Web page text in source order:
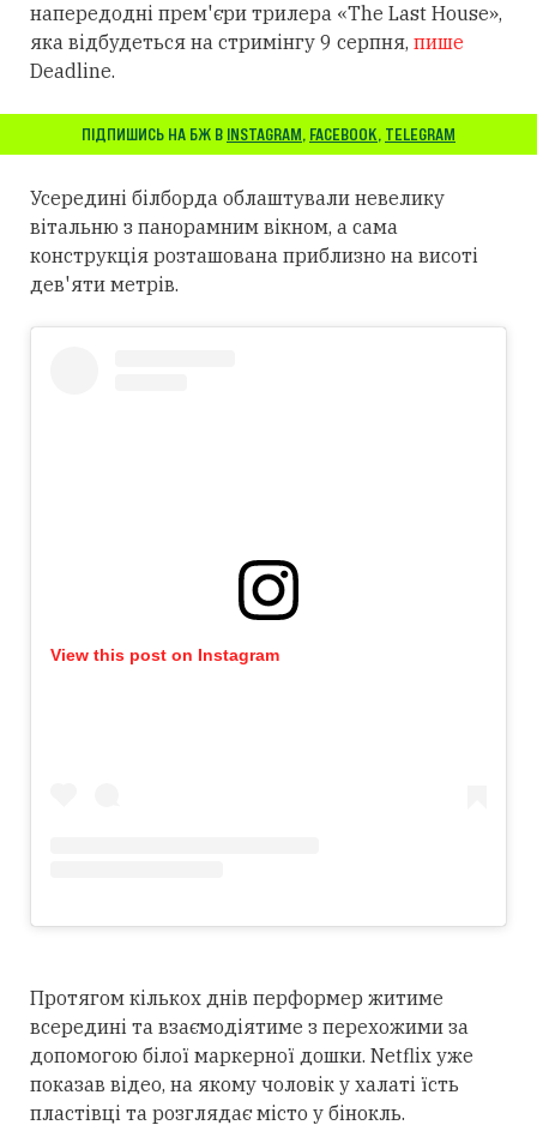
напередодні прем'єри трилера «The Last House»,
яка відбудеться на стримінгу 9 серпня, пише
Deadline.
ПІДПИШИСЬ НА БЖ В INSTAGRAM, FACEBOOK, TELEGRAM
Усередині білборда облаштували невелику
вітальню з панорамним вікном, а сама
конструкція розташована приблизно на висоті
дев'яти метрів.
View this post on Instagram
Протягом кількох днів перформер житиме
всередині та взаємодіятиме з перехожими за
допомогою білої маркерної дошки. Netflix уже
показав відео, на якому чоловік у халаті їсть
пластівці та розглядає місто у бінокль.